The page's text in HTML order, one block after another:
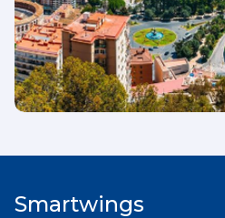
Smartwings